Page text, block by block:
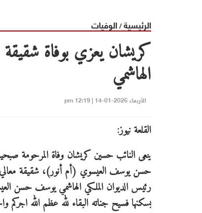
الرئيسية/الوفيات
كريشان يعزي بوفاة
الهاشمي
الأربعاء 2026-01-14 | 12:19 pm
القلعة نيوز:
ينعى النائب حسين كريشان وفاة المرحومة
حسن يوسف العيسوي (أم أنور)، شقيقة معالي
رئيس الديوان الملكي الهاشمي يوسف حسن
يسكنها فسيح جناته البقاء لله عظم الله اجركم